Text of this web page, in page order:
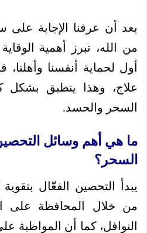
بعد أن عرفنا الإجابة على
من الله، تبرز أهمية
أول لحماية أنفسنا وأهلنا،
علاج، وهذا ينطبق بشكل
السحر والحسد.
ما هي أهم وسائل
السحر؟
يبدأ التحصين الفعّال
من خلال المحافظة على
النوافل، كما أن المواظبة